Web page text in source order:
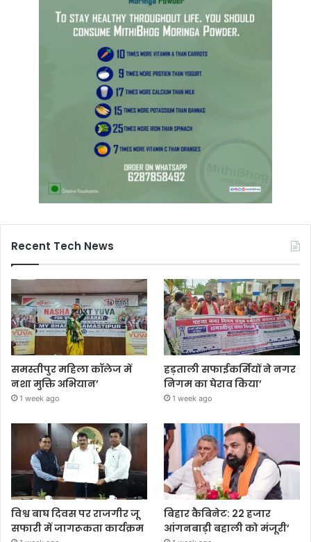
Recent Tech News
समस्तीपुर महिला कॉलेज में
नशा मुक्ति अभियान’
1 week ago
हड़ताली सफाईकर्मियों ने नगर
निगम का घेराव किया’
1 week ago
विश्व बाघ दिवस पर राजगीर जू
सफारी में जागरूकता कार्यक्रम
बिहार कैबिनेट: 22 हजार
आंगनबाड़ी बहाली को मंजूरी’